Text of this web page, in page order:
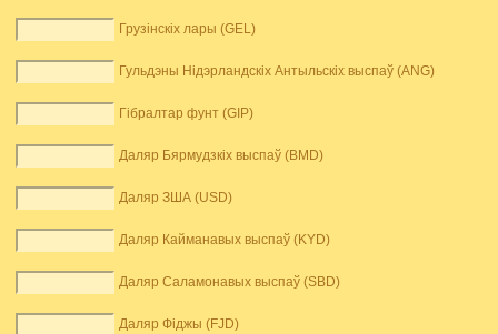
Грузінскіх лары (GEL)
Гульдэны Нідэрландскіх Антыльскіх выспаў (ANG)
Гібралтар фунт (GIP)
Даляр Бярмудзкіх выспаў (BMD)
Даляр ЗША (USD)
Даляр Кайманавых выспаў (KYD)
Даляр Саламонавых выспаў (SBD)
Даляр Фіджы (FJD)